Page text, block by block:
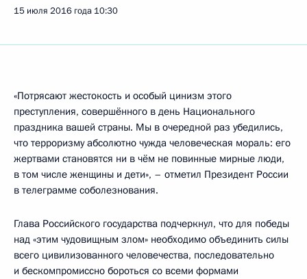
15 июля 2016 года 10:30
«Потрясают жестокость и особый цинизм этого
преступления, совершённого в день Национального
праздника вашей страны. Мы в очередной раз убедились,
что терроризму абсолютно чужда человеческая мораль: его
жертвами становятся ни в чём не повинные мирные люди,
в том числе женщины и дети», – отметил Президент России
в телеграмме соболезнования.
Глава Российского государства подчеркнул, что для победы
над «этим чудовищным злом» необходимо объединить силы
всего цивилизованного человечества, последовательно
и бескомпромиссно бороться со всеми формами